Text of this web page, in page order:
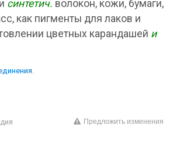
и синтетич. волокон, кожи, бумаги,
как пигменты для лаков и
цветных карандашей и
Предложить изменения